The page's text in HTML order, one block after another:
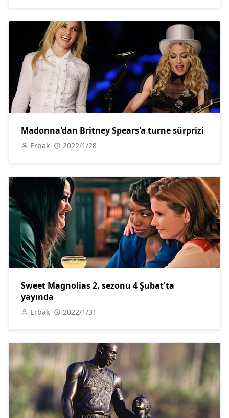
Madonna'dan Britney Spears'a turne sürprizi
Erbak 2022/1/28
Sweet Magnolias 2. sezonu 4 Şubat'ta
yayında
Erbak 2022/1/31